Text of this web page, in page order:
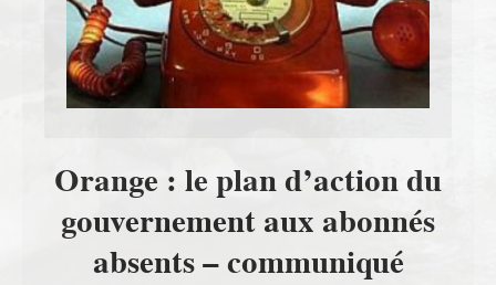
Orange : le plan d’action du
gouvernement aux abonnés
absents – communiqué